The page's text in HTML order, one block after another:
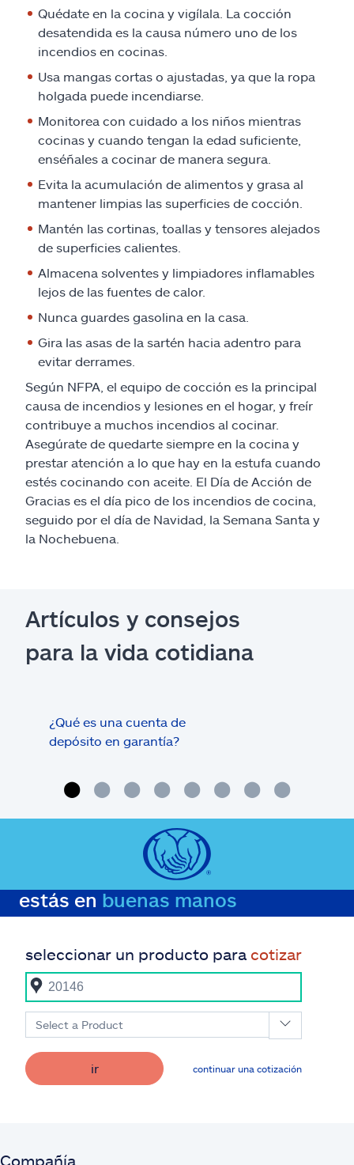
Quédate en la cocina y vigílala. La cocción
desatendida es la causa número uno de los
incendios en cocinas.
Usa mangas cortas o ajustadas, ya que la ropa
holgada puede incendiarse.
Monitorea con cuidado a los niños mientras
cocinas y cuando tengan la edad suficiente,
enséñales a cocinar de manera segura.
Evita la acumulación de alimentos y grasa al
mantener limpias las superficies de cocción.
Mantén las cortinas, toallas y tensores alejados
de superficies calientes.
Almacena solventes y limpiadores inflamables
lejos de las fuentes de calor.
Nunca guardes gasolina en la casa.
Gira las asas de la sartén hacia adentro para
evitar derrames.
Según NFPA, el equipo de cocción es la principal
causa de incendios y lesiones en el hogar, y freír
contribuye a muchos incendios al cocinar.
Asegúrate de quedarte siempre en la cocina y
prestar atención a lo que hay en la estufa cuando
estés cocinando con aceite. El Día de Acción de
Gracias es el día pico de los incendios de cocina,
seguido por el día de Navidad, la Semana Santa y
la Nochebuena.
Artículos y consejos
para la vida cotidiana
¿Qué es una cuenta de
depósito en garantía?
estás en buenas manos
seleccionar un producto para cotizar
Select a Product
ir continuar una cotización
Compañía